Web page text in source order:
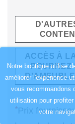
Notre boutique utilise
améliorer l'expérience
vous recommandons
utilisation pour
votre
ACCÈS À
POURREZ
*Prix